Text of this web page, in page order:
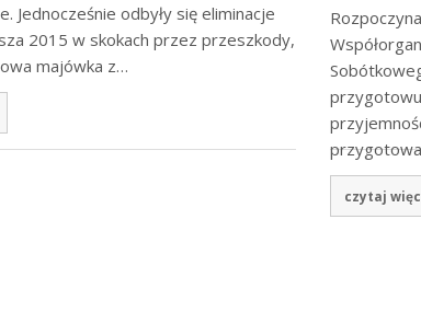
Jednocześnie odbyły się eliminacje
2015 w skokach przez przeszkody,
majówka z…
czytaj